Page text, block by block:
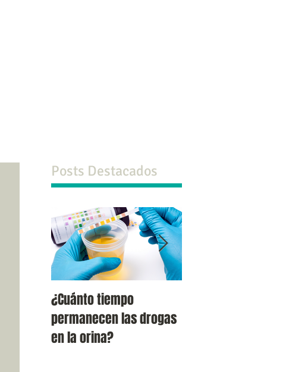
Posts Destacados
¿Cuánto tiempo
permanecen las drogas
en la orina?